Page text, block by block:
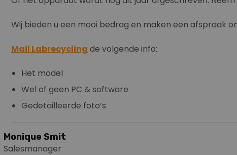
Wij bieden u een mooi bedrag en maken een afspraak
Mail Labrecycling de volgende info:
Het model
Wel of geen PC & software
Gedetailleerde foto’s
Monique Smit
Salesmanager